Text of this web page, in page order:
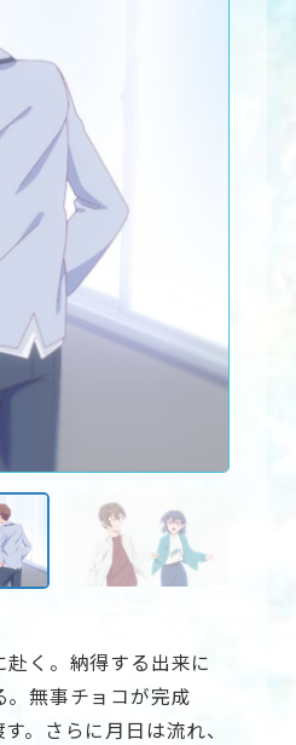
く。納得する出来に
無事チョコが完成
。さらに月日は流れ、